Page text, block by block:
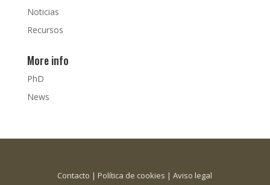
Noticias
Recursos
More info
PhD
News
Contacto |Política de cookies |Aviso legal